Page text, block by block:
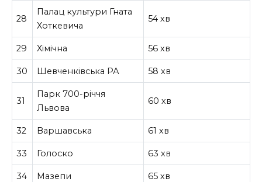
28
Палац культури Гната
Хоткевича
54 хв
29 Хімічна 56 хв
30 Шевченківська РА 58 хв
31
Парк 700-річчя
Львова
60 хв
32 Варшавська 61 хв
33 Голоско 63 хв
34 Мазепи 65 хв